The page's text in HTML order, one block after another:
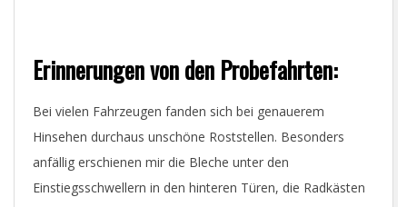
Erinnerungen von den Probefahrten:
Bei vielen Fahrzeugen fanden sich bei genauerem
Hinsehen durchaus unschöne Roststellen. Besonders
anfällig erschienen mir die Bleche unter den
Einstiegsschwellern in den hinteren Türen, die Radkästen